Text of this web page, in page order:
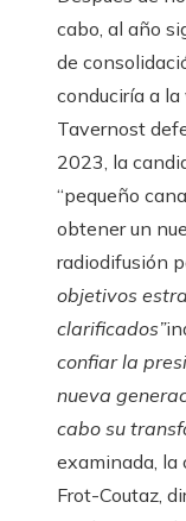
cabo, al año
de
conduciría a
Tavernost
2023, la
“pequeño
obtener un
radiodifusión
objetivos
clarificados”
confiar la
nueva
cabo su
examinada, la
Frot-Coutaz,